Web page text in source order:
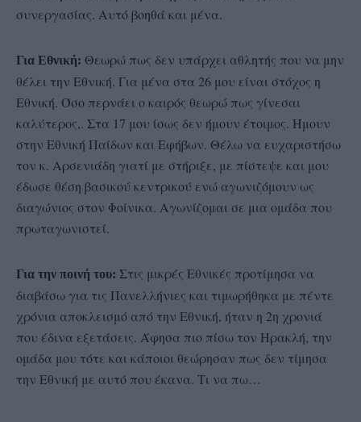
συνεργασίας. Αυτό βοηθά και μένα.
Για Εθνική: Θεωρώ πως δεν υπάρχει αθλητής που να μην
θέλει την Εθνική. Για μένα στα 26 μου είναι στόχος η
Εθνική. Όσο περνάει ο καιρός θεωρώ πως γίνεσαι
καλύτερος,. Στα 17 μου ίσως δεν ήμουν έτοιμος. Ήμουν
στην Εθνική Παίδων και Εφήβων. Θέλω να ευχαριστήσω
τον κ. Αρσενιάδη γιατί με στήριξε, με πίστεψε και μου
έδωσε θέση βασικού κεντρικού ενώ αγωνιζόμουν ως
διαγώνιος στον Φοίνικα. Αγωνίζομαι σε μια ομάδα που
πρωταγωνιστεί.
Για την ποινή του: Στις μικρές Εθνικές προτίμησα να
διαβάσω για τις Πανελλήνιες και τιμωρήθηκα με πέντε
χρόνια αποκλεισμό από την Εθνική, ήταν η 2η χρονιά
που έδινα εξετάσεις. Άφησα πιο πίσω τον Ηρακλή, την
ομάδα μου τότε και κάποιοι θεώρησαν πως δεν τίμησα
την Εθνική με αυτό που έκανα. Τι να πω…